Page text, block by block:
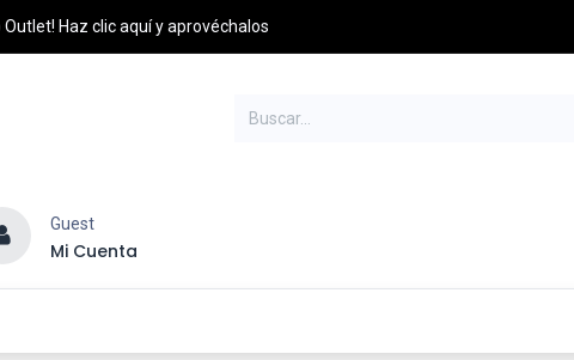
Haz clic aquí y aprovéchalos
Guest
Mi Cuenta